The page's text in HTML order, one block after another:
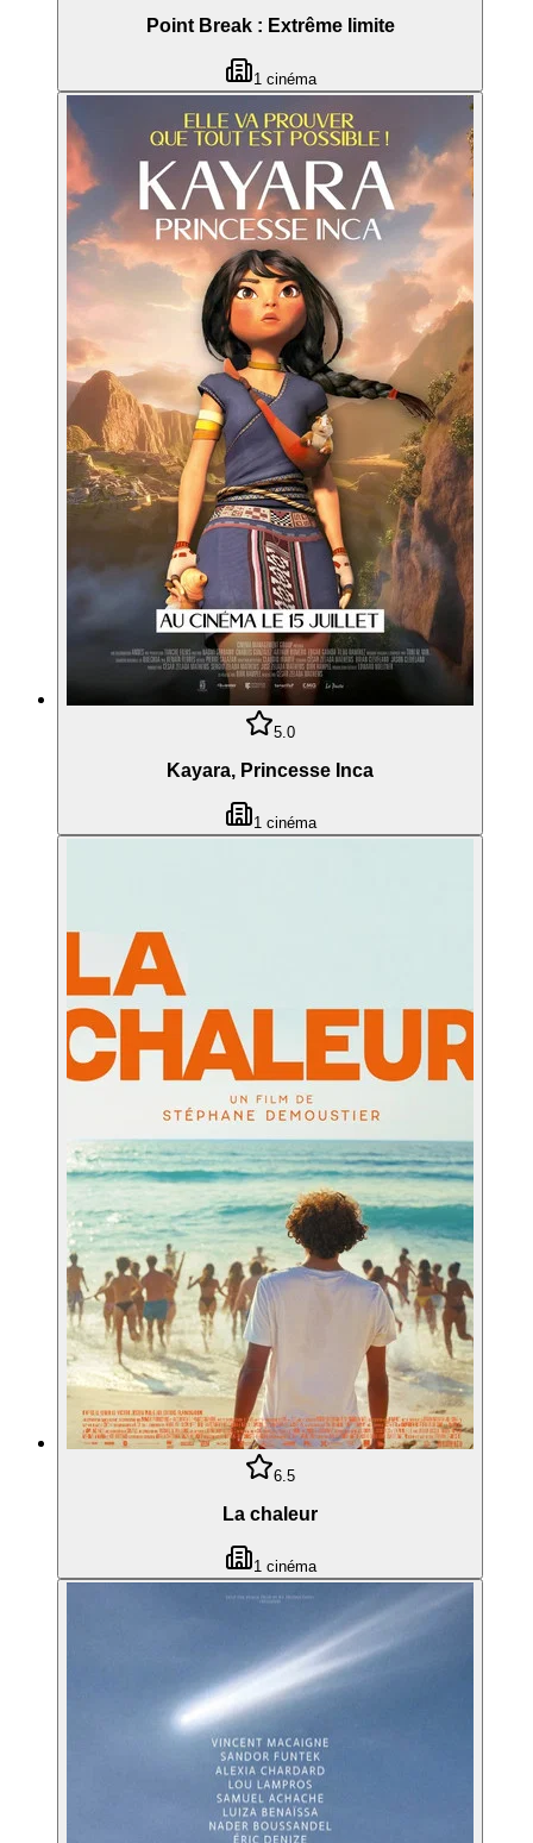
Point Break : Extrême limite
1 cinéma
5.0
Kayara, Princesse Inca
1cinéma
6.5
La chaleur
1cinéma